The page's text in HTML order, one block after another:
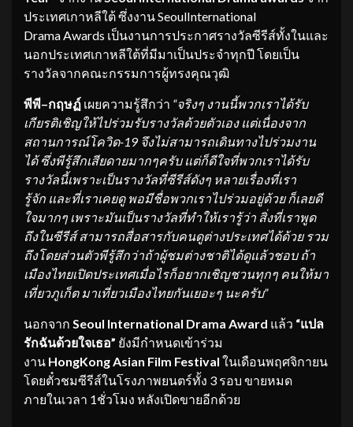
ประเทศเกาหลีใต้ ซึ่งงาน SeoulInternational
Drama Awards เป็นงานการประกาศรางวัลซีรีส์ทั้งในและ
นอกประเทศเกาหลีใต้ที่มีมาเป็นประจำทุกปี โดยเป็น
รางวัลจากคณะกรรมการผู้ทรงคุณวุฒิ
พีพี–กฤษฏ์ เผยความรู้สึกว่า “จริงๆ งานนี้พวกเราได้รับ
เกียรติเชิญให้ไปร่วมรับรางวัลด้วยตัวเอง แต่เนื่องจาก
สถานการณ์โควิด-19 จึงไม่สามารถเดินทางไปร่วมงาน
ได้ซึ่งพีรู้สึกเสียดายมากๆครับแต่ก็ดีใจที่พวกเราได้รับ
รางวัลนี้เพราะเป็นรางวัลที่ซีรีส์ดังๆ หลายเรื่องที่เรา
รู้จัก และที่เราเคยดู พอมีชื่อพวกเราไปร่วมอยู่ด้วย ก็เลยดี
ใจมากๆ เพราะมันเป็นรางวัลที่ทำให้เรารู้ว่า สิ่งที่เราพูด
ถึงในซีรีส์ สามารถสื่อสารกับคนดูต่างประเทศได้ด้วย รวม
ถึงโดยส่วนตัวพีรู้สึกว่าถ้าผู้ชมต่างชาติได้ดูแล้วชอบ ถ้า
เมืองไทยเปิดประเทศเมื่อไรก็อยากเชิญชวนทุกๆ คนให้มา
เที่ยวภูเก็ต มาเที่ยวเมืองไทยกันเยอะๆ นะครับ”
นอกจาก Seoul International Drama Award แล้ว “แปล
รักฉันด้วยใจเธอ” ยังมีกำหนดเข้าร่วม
งาน HongKong Asian Film Festival ในเดือนพฤศจิกายน
โดยตั๋วชมซีรีส์ในโรงภาพยนตร์ทั้ง 3 รอบ ขายหมด
ภายในเวลา 1ชั่วโมง หลังเปิดขายอีกด้วย